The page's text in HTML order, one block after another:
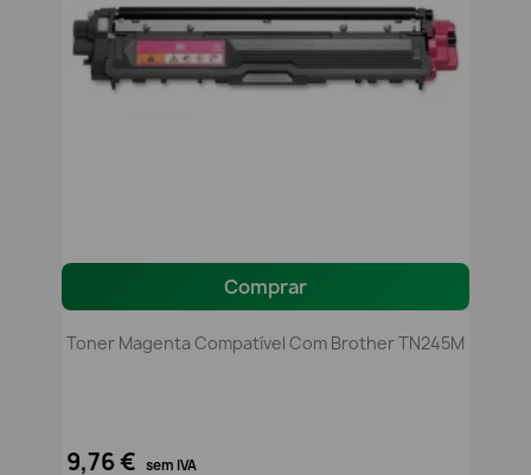
Comprar
Toner Magenta Compatível Com Brother TN245M
9,76 € sem IVA